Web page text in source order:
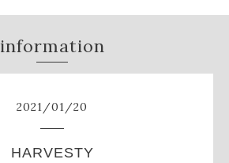
information
2021/01/20
HARVESTY